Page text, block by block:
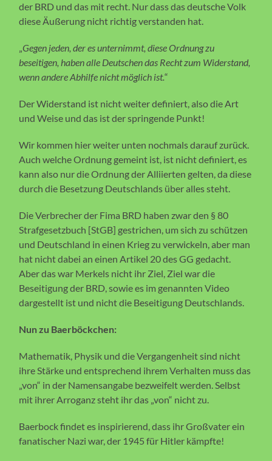
der BRD und das mit recht. Nur dass das deutsche Volk
diese Äußerung nicht richtig verstanden hat.
„Gegen jeden, der es unternimmt, diese Ordnung zu
beseitigen, haben alle Deutschen das Recht zum Widerstand,
wenn andere Abhilfe nicht möglich ist.“
Der Widerstand ist nicht weiter definiert, also die Art
und Weise und das ist der springende Punkt!
Wir kommen hier weiter unten nochmals darauf zurück.
Auch welche Ordnung gemeint ist, ist nicht definiert, es
kann also nur die Ordnung der Alliierten gelten, da diese
durch die Besetzung Deutschlands über alles steht.
Die Verbrecher der Fima BRD haben zwar den § 80
Strafgesetzbuch [StGB] gestrichen, um sich zu schützen
und Deutschland in einen Krieg zu verwickeln, aber man
hat nicht dabei an einen Artikel 20 des GG gedacht.
Aber das war Merkels nicht ihr Ziel, Ziel war die
Beseitigung der BRD, sowie es im genannten Video
dargestellt ist und nicht die Beseitigung Deutschlands.
Nun zu Baerböckchen:
Mathematik, Physik und die Vergangenheit sind nicht
ihre Stärke und entsprechend ihrem Verhalten muss das
„von“ in der Namensangabe bezweifelt werden. Selbst
mit ihrer Arroganz steht ihr das „von“ nicht zu.
Baerbock findet es inspirierend, dass ihr Großvater ein
fanatischer Nazi war, der 1945 für Hitler kämpfte!